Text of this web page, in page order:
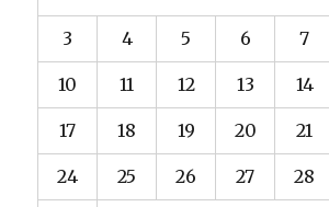
3 4 5 6 7
10 11 12 13 14
17 18 19 20 21
24 25 26 27 28